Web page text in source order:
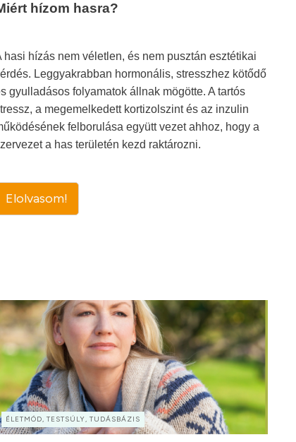
hízom hasra?
hasi hízás nem véletlen, és nem pusztán esztétikai
Leggyakrabban hormonális, stresszhez kötődő
gyulladásos folyamatok állnak mögötte. A tartós
a megemelkedett kortizolszint és az inzulin
felborulása együtt vezet ahhoz, hogy a
a has területén kezd raktározni.
Elolvasom!
ÉLETMÓD, TESTSÚLY, TUDÁSBÁZIS